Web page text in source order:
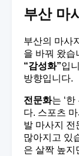
부산 마
부산의 마사
을 바꿔 왔습
“감성화”입
방향입니다.
전문화는 ‘
다. 스포츠
발 마사지 전
많아지고 있
은 살짝 높지